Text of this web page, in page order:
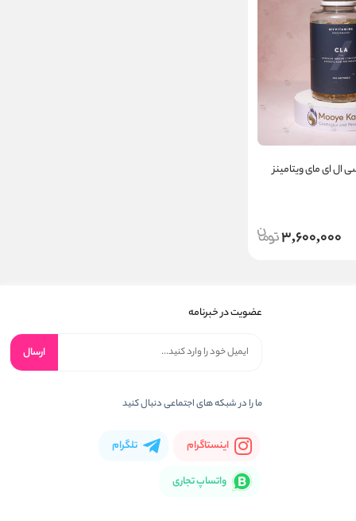
ای مای ویتامینز
3,600,000
عضویت در خبرنامه
ارسال
ما را در شبکه های اجتماعی دنبال کنید
اینستاگرام تلگرام
واتساپ تجاری